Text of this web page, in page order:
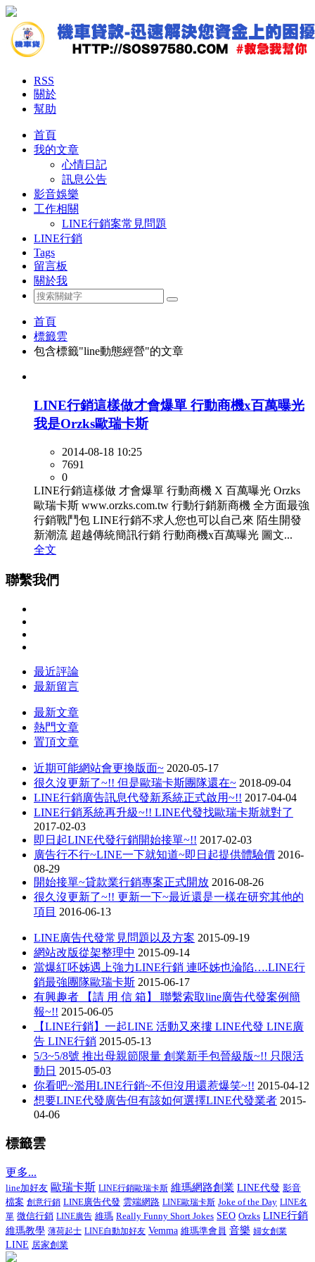
RSS
關於
幫助
首頁
我的文章
心情日記
訊息公告
影音娛樂
工作相關
LINE行銷案常見問題
LINE行銷
Tags
留言板
關於我
首頁
標籤雲
包含標籤"line動態經營"的文章
LINE行銷這樣做才會爆單 行動商機x百萬曝光
我是Orzks歐瑞卡斯
2014-08-18 10:25
7691
0
LINE行銷這樣做 才會爆單 行動商機 X 百萬曝光 Orzks
歐瑞卡斯 www.orzks.com.tw 行動行銷新商機 全方面最強
行銷戰鬥包 LINE行銷不求人您也可以自己來 陌生開發
新潮流 超越傳統簡訊行銷 行動商機x百萬曝光 圖文...
全文
聯繫我們
最近評論
最新留言
最新文章
熱門文章
置頂文章
近期可能網站會更換版面~ 2020-05-17
很久沒更新了~!! 但是歐瑞卡斯團隊還在~ 2018-09-04
LINE行銷廣告訊息代發新系統正式啟用~!! 2017-04-04
LINE行銷系統再升級~!! LINE代發找歐瑞卡斯就對了
2017-02-03
即日起LINE代發行銷開始接單~!! 2017-02-03
廣告行不行~LINE一下就知道~即日起提供體驗價 2016-
08-29
開始接單~貸款業行銷專案正式開放 2016-08-26
很久沒更新了~!! 更新一下~最近還是一樣在研究其他的
項目 2016-06-13
LINE廣告代發常見問題以及方案 2015-09-19
網站改版從架整理中 2015-09-14
當爆紅呸姊遇上強力LINE行銷 連呸姊也淪陷….LINE行
銷最強團隊歐瑞卡斯 2015-06-17
有興趣者 【請 用 信 箱】 聯繫索取line廣告代發案例簡
報~!! 2015-06-05
【LINE行銷】一起LINE 活動又來摟 LINE代發 LINE廣
告 LINE行銷 2015-05-13
5/3~5/8號 推出母親節限量 創業新手包晉級版~!! 只限活
動日 2015-05-03
你看吧~濫用LINE行銷~不但沒用還惹爆笑~!! 2015-04-12
想要LINE代發廣告但有該如何選擇LINE代發業者 2015-
04-06
標籤雲
更多...
line加好友 歐瑞卡斯 LINE行銷歐瑞卡斯 維瑪網路創業 LINE代發 影音
檔案 創意行銷 LINE廣告代發 雲端網路 LINE歐瑞卡斯 Joke of the Day LINE名
單 微信行銷 LINE廣告 維瑪 Really Funny Short Jokes SEO Orzks LINE行銷
維瑪教學 薄荷起士 LINE自動加好友 Vemma 維瑪準會員 音樂 婦女創業
LINE 居家創業